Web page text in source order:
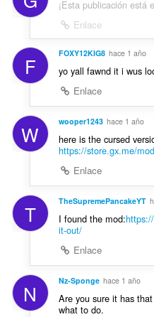
¡Esta publicación está
Enlace
F FOXY12KIG8 hace 1 año
yo yall fawnd it i wus
Enlace
W wooper1243 hace 1 año
here is the cursed
https://store.gx.me/
Enlace
T TheSupremePancakeYT
I found the mod:
it-out/
Enlace
N Nz-Sponge hace 1 año
Are you sure it has
what to do.